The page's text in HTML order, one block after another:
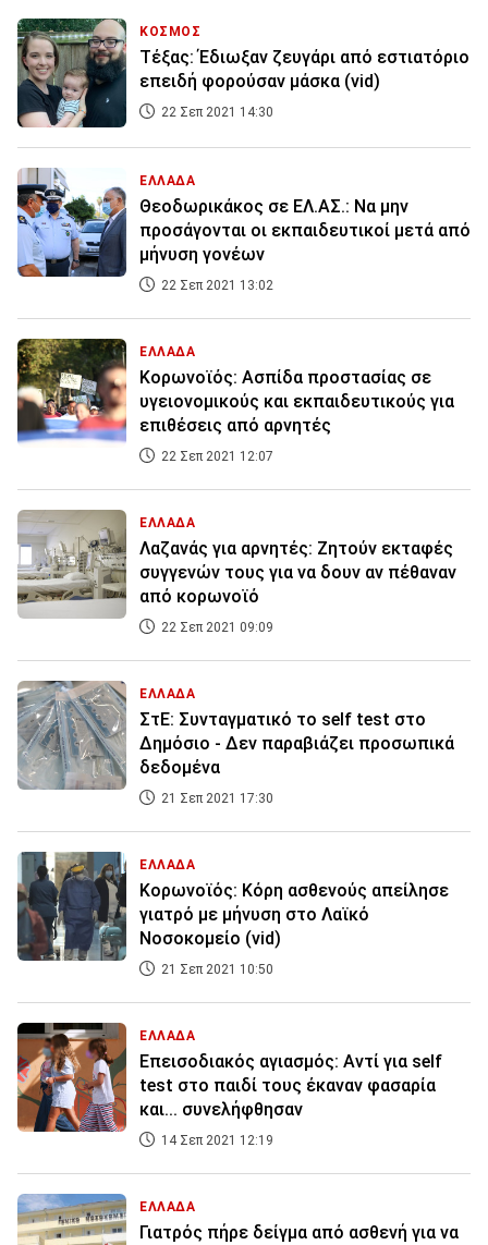
ΚΟΣΜΟΣ
Τέξας: Έδιωξαν ζευγάρι από εστιατόριο
επειδή φορούσαν μάσκα (vid)
22 Σεπ 2021 14:30
ΕΛΛΑΔΑ
Θεοδωρικάκος σε ΕΛ.ΑΣ.: Να μην
προσάγονται οι εκπαιδευτικοί μετά από
μήνυση γονέων
22 Σεπ 2021 13:02
ΕΛΛΑΔΑ
Κορωνοϊός: Ασπίδα προστασίας σε
υγειονομικούς και εκπαιδευτικούς για
επιθέσεις από αρνητές
22 Σεπ 2021 12:07
ΕΛΛΑΔΑ
Λαζανάς για αρνητές: Ζητούν εκταφές
συγγενών τους για να δουν αν πέθαναν
από κορωνοϊό
22 Σεπ 2021 09:09
ΕΛΛΑΔΑ
ΣτΕ: Συνταγματικό το self test στο
Δημόσιο - Δεν παραβιάζει προσωπικά
δεδομένα
21 Σεπ 2021 17:30
ΕΛΛΑΔΑ
Κορωνοϊός: Κόρη ασθενούς απείλησε
γιατρό με μήνυση στο Λαϊκό
Νοσοκομείο (vid)
21 Σεπ 2021 10:50
ΕΛΛΑΔΑ
Επεισοδιακός αγιασμός: Αντί για self
test στο παιδί τους έκαναν φασαρία
και... συνελήφθησαν
14 Σεπ 2021 12:19
ΕΛΛΑΔΑ
Γιατρός πήρε δείγμα από ασθενή για να